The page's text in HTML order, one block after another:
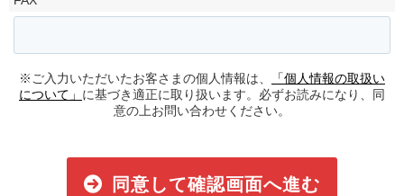
※ご入力いただいたお客さまの個人情報は、
「個人情報の取扱い
について」 に基づき適正に取り扱います。必ずお読みになり、同
意の上お問い合わせください。
同意して確認画面へ進む